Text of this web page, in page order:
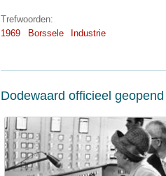
Trefwoorden:
1969
Borssele Industrie
Dodewaard officieel geopend